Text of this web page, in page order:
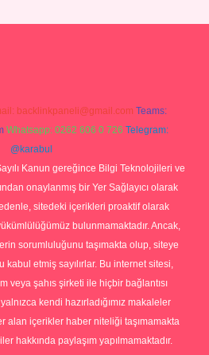
backlinkpaneli@gmail.com Teams:
Whatsapp: 0262 606 0 726 Telegram:
@karabul
Kanun gereğince Bilgi Teknolojileri ve
onaylanmış bir Yer Sağlayıcı olarak
sitedeki içerikleri proaktif olarak
bulunmamaktadır. Ancak,
sorumluluğunu taşımakta olup, siteye
etmiş sayılırlar. Bu internet sitesi,
veya şahıs şirketi ile hiçbir bağlantısı
kendi hazırladığımız makaleler
alan içerikler haber niteliği taşımamakta
hakkında paylaşım yapılmamaktadır.